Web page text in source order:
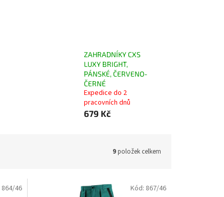
ZAHRADNÍKY CXS
LUXY BRIGHT,
PÁNSKÉ, ČERVENO-
ČERNÉ
Expedice do 2
pracovních dnů
679 Kč
9položek celkem
864/46 Kód: 867/46